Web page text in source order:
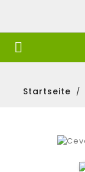

Startseite